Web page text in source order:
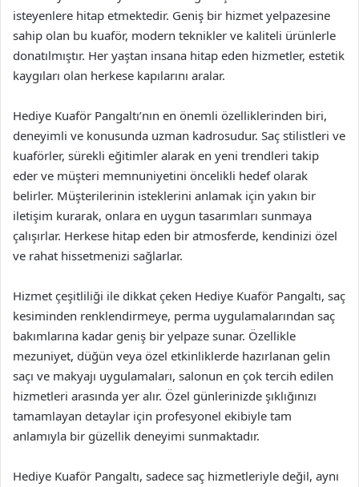
isteyenlere hitap etmektedir. Geniş bir hizmet yelpazesine
sahip olan bu kuaför, modern teknikler ve kaliteli ürünlerle
donatılmıştır. Her yaştan insana hitap eden hizmetler, estetik
kaygıları olan herkese kapılarını aralar.
Hediye Kuaför Pangaltı’nın en önemli özelliklerinden biri,
deneyimli ve konusunda uzman kadrosudur. Saç stilistleri ve
kuaförler, sürekli eğitimler alarak en yeni trendleri takip
eder ve müşteri memnuniyetini öncelikli hedef olarak
belirler. Müşterilerinin isteklerini anlamak için yakın bir
iletişim kurarak, onlara en uygun tasarımları sunmaya
çalışırlar. Herkese hitap eden bir atmosferde, kendinizi özel
ve rahat hissetmenizi sağlarlar.
Hizmet çeşitliliği ile dikkat çeken Hediye Kuaför Pangaltı, saç
kesiminden renklendirmeye, perma uygulamalarından saç
bakımlarına kadar geniş bir yelpaze sunar. Özellikle
mezuniyet, düğün veya özel etkinliklerde hazırlanan gelin
saçı ve makyajı uygulamaları, salonun en çok tercih edilen
hizmetleri arasında yer alır. Özel günlerinizde şıklığınızı
tamamlayan detaylar için profesyonel ekibiyle tam
anlamıyla bir güzellik deneyimi sunmaktadır.
Hediye Kuaför Pangaltı, sadece saç hizmetleriyle değil, aynı